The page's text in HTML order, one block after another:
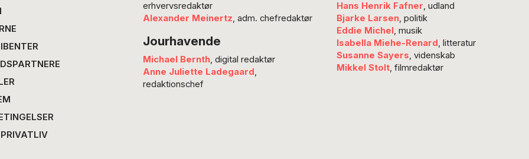
erhvervsredaktør
Alexander Meinertz, adm. chefredaktør
Jourhavende
Michael Bernth, digital redaktør
Anne Juliette Ladegaard,
redaktionschef
Hans Henrik Fafner, udland
Bjarke Larsen, politik
Eddie Michel, musik
Isabella Miehe-Renard, litteratur
Susanne Sayers, videnskab
Mikkel Stolt, filmredaktør